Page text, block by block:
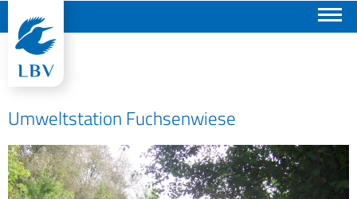
Umweltstation Fuchsenwiese